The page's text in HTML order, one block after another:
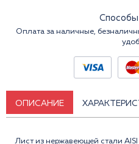
Оплата за наличные,
ОПИСАНИЕ
Лист из нержавеющей стали